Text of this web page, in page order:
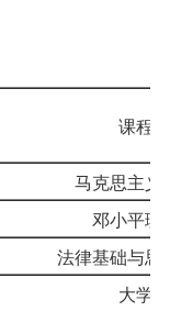
课程
马克思主义
邓小平理
法律基础与思
大学